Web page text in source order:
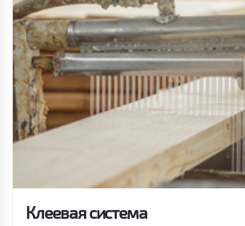
Клеевая система